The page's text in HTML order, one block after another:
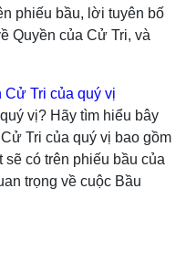
phiếu bầu, lời tuyên bố
Quyền của Cử Tri, và
Tri của quý vị
vị? Hãy tìm hiểu bây
Tri của quý vị bao gồm
có trên phiếu bầu của
trọng về cuộc Bầu